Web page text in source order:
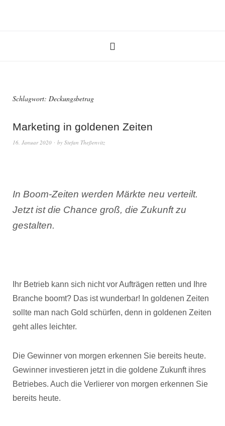
Schlagwort: Deckungsbetrag
Marketing in goldenen Zeiten
16. Januar 2020 by Stefan Theßenvitz
In Boom-Zeiten werden Märkte neu verteilt.
Jetzt ist die Chance groß, die Zukunft zu
gestalten.
Ihr Betrieb kann sich nicht vor Aufträgen retten und Ihre
Branche boomt? Das ist wunderbar! In goldenen Zeiten
sollte man nach Gold schürfen, denn in goldenen Zeiten
geht alles leichter.
Die Gewinner von morgen erkennen Sie bereits heute.
Gewinner investieren jetzt in die goldene Zukunft ihres
Betriebes. Auch die Verlierer von morgen erkennen Sie
bereits heute.